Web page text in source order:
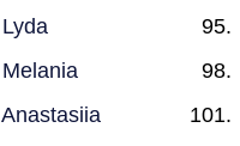
Lyda
Melania
Anastasiia